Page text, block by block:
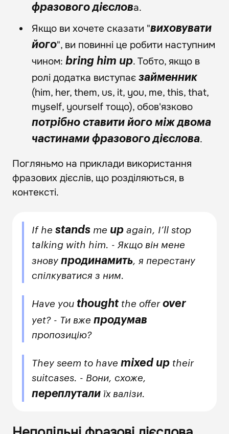
фразового дієслова.
Якщо ви хочете сказати "виховувати
його", ви повинні це робити наступним
чином:bring him up. Тобто, якщо в
ролі додатка виступаєзайменник
(him, her, them, us, it, you, me, this, that,
myself, yourself тощо), обов'язково
потрібно ставити його між двома
частинами фразового дієслова.
Погляньмо на приклади використання
фразових дієслів, що розділяються, в
контексті.
If hestands me up again, I’ll stop
talking with him. - Якщо він мене
зновупродинамить, я перестану
спілкуватися з ним.
Have you thoughtthe offerover
yet? - Ти вжепродумав
пропозицію?
They seem to havemixed up their
suitcases. - Вони, схоже,
переплутали їх валізи.